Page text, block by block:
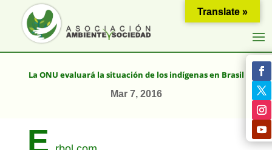
La ONU evaluará la situación de los indígenas en Brasil
Mar 7, 2016
E
Translate »